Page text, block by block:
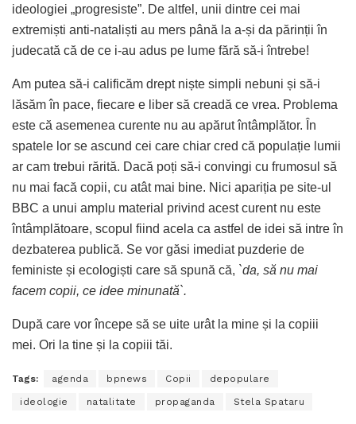
ideologiei „progresiste”. De altfel, unii dintre cei mai
extremiști anti-nataliști au mers până la a-și da părinții în
judecată că de ce i-au adus pe lume fără să-i întrebe!
Am putea să-i calificăm drept niște simpli nebuni și să-i
lăsăm în pace, fiecare e liber să creadă ce vrea. Problema
este că asemenea curente nu au apărut întâmplător. În
spatele lor se ascund cei care chiar cred că populație lumii
ar cam trebui rărită. Dacă poți să-i convingi cu frumosul să
nu mai facă copii, cu atât mai bine. Nici apariția pe site-ul
BBC a unui amplu material privind acest curent nu este
întâmplătoare, scopul fiind acela ca astfel de idei să intre în
dezbaterea publică. Se vor găsi imediat puzderie de
feministe și ecologiști care să spună că, `da, să nu mai
facem copii, ce idee minunată`.
După care vor începe să se uite urât la mine și la copiii
mei. Ori la tine și la copiii tăi.
Tags: agenda bpnews Copii depopulare
ideologie natalitate propaganda Stela Spataru